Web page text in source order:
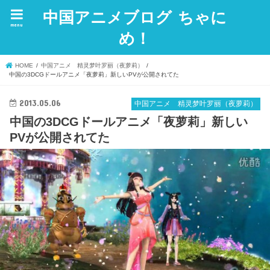
中国アニメブログ ちゃに
め！
menu
HOME
中国アニメ 精灵梦叶罗丽（夜萝莉）
中国の3DCGドールアニメ「夜萝莉」新しいPVが公開されてた
中国アニメ 精灵梦叶罗丽（夜萝莉）
2013.05.06
中国の3DCGドールアニメ「夜萝莉」新しい
PVが公開されてた